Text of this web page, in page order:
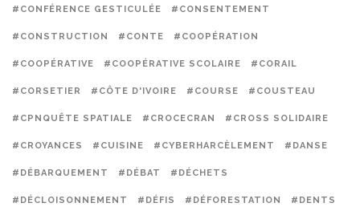
#CONFÉRENCE GESTICULÉE #CONSENTEMENT
#CONSTRUCTION #CONTE #COOPÉRATION
#COOPÉRATIVE #COOPÉRATIVE SCOLAIRE #CORAIL
#CORSETIER #CÔTE D'IVOIRE #COURSE #COUSTEAU
#CPNQUÊTE SPATIALE #CROCECRAN #CROSS SOLIDAIRE
#CROYANCES #CUISINE #CYBERHARCÈLEMENT #DANSE
#DÉBARQUEMENT #DÉBAT #DÉCHETS
#DÉCLOISONNEMENT #DÉFIS #DÉFORESTATION #DENTS